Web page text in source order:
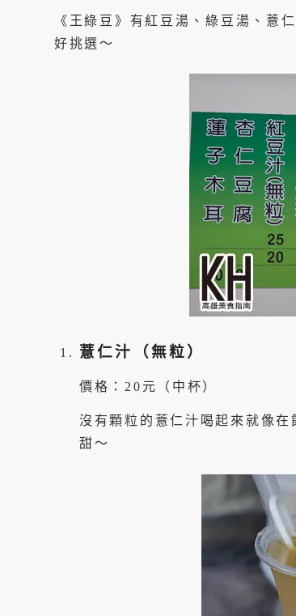
《王綠豆》有紅豆湯、綠豆湯、薏
好挑選～
薏仁汁（無粒）
價格：20元（中杯）
沒有顆粒的薏仁汁喝起來就像
甜～